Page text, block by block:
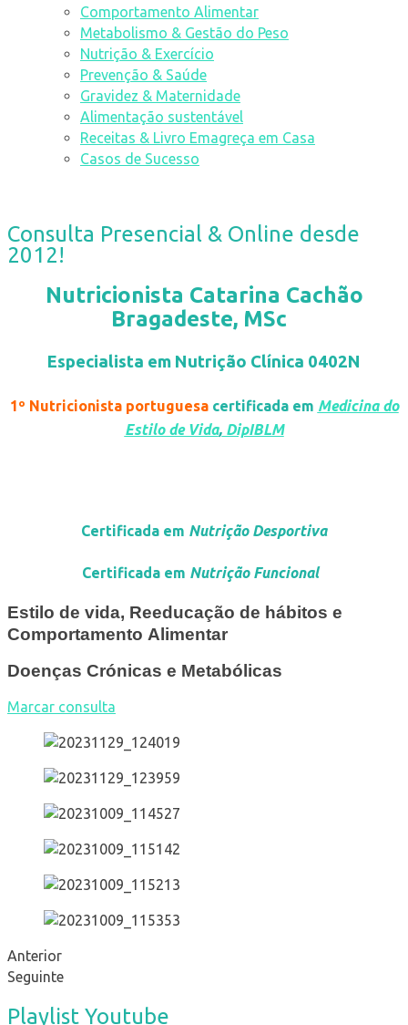
Comportamento Alimentar
Metabolismo & Gestão do Peso
Nutrição & Exercício
Prevenção & Saúde
Gravidez & Maternidade
Alimentação sustentável
Receitas & Livro Emagreça em Casa
Casos de Sucesso
Consulta Presencial & Online desde
2012!
Nutricionista Catarina Cachão
Bragadeste, MSc
Especialista em Nutrição Clínica 0402N
1º Nutricionista portuguesa certificada em Medicina do
Estilo de Vida,DipIBLM
Certificada em Nutrição Desportiva
Certificada em Nutrição Funcional
Estilo de vida, Reeducação de hábitos e
Comportamento Alimentar
Doenças Crónicas e Metabólicas
Marcar consulta
Anterior
Seguinte
Playlist Youtube